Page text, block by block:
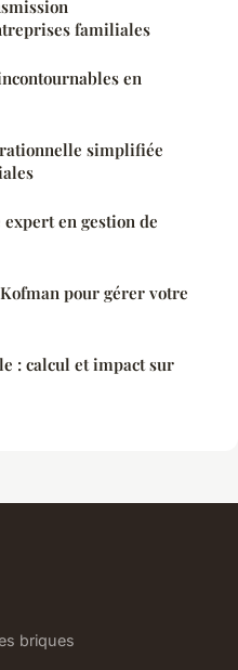
familiales
en
simplifiée
en gestion de
pour gérer votre
: calcul et impact sur
briques